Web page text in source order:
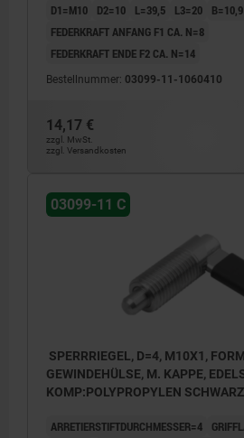
D1=M10
D2=10 L=39,5 L3=20 B=10,9
FEDERKRAFT ANFANG F1 CA. N=8
FEDERKRAFT ENDE F2 CA. N=14
Bestellnummer: 03099-11-1060410
14,17 €
zzgl. MwSt.
zzgl. Versandkosten
03099-11 C
SPERRRIEGEL, D=4, M10X1,
GEWINDEHÜLSE, M. KAPPE,
KOMP:POLYPROPYLEN
ARRETIERSTIFTDURCHMESSER=4